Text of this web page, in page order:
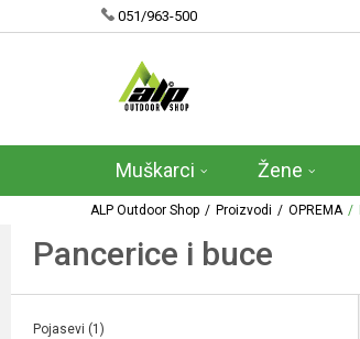
051/963-500
Muškarci Žene
ALP Outdoor Shop Proizvodi OPREMA
Pancerice i buce
Pojasevi (1)